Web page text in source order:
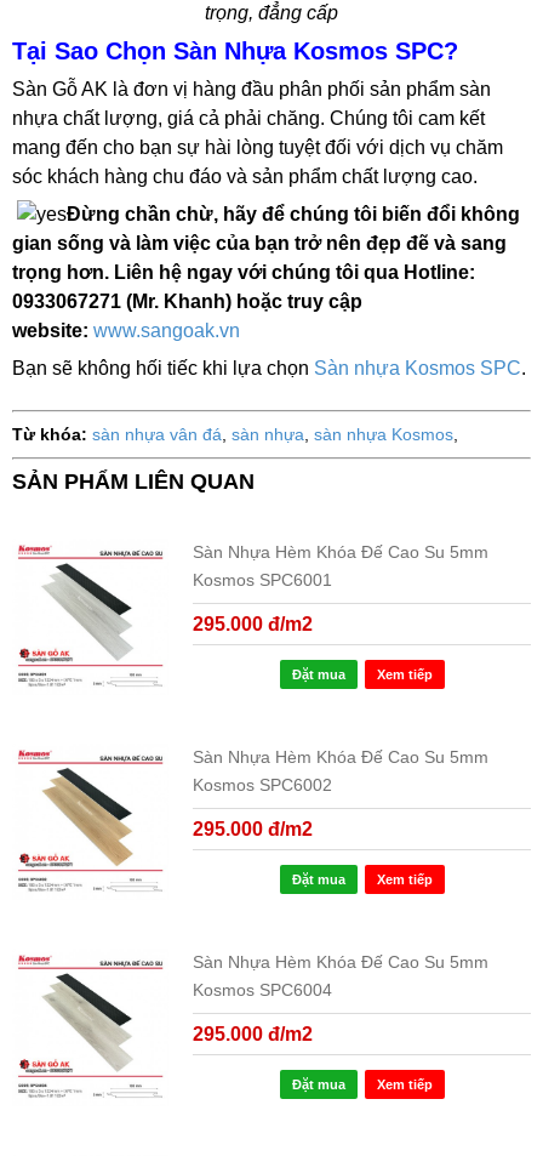
trọng, đẳng cấp
Tại Sao Chọn Sàn Nhựa Kosmos SPC?
Sàn Gỗ AK là đơn vị hàng đầu phân phối sản phẩm sàn
nhựa chất lượng, giá cả phải chăng. Chúng tôi cam kết
mang đến cho bạn sự hài lòng tuyệt đối với dịch vụ chăm
sóc khách hàng chu đáo và sản phẩm chất lượng cao.
Đừng chần chừ, hãy để chúng tôi biến đổi không
gian sống và làm việc của bạn trở nên đẹp đẽ và sang
trọng hơn. Liên hệ ngay với chúng tôi qua Hotline:
0933067271 (Mr. Khanh) hoặc truy cập
website: www.sangoak.vn
Bạn sẽ không hối tiếc khi lựa chọn Sàn nhựa Kosmos SPC.
Từ khóa: sàn nhựa vân đá sàn nhựa sàn nhựa Kosmos
SẢN PHẨM LIÊN QUAN
Sàn Nhựa Hèm Khóa Đế Cao Su 5mm
Kosmos SPC6001
295.000 đ/m2
Đặt mua Xem tiếp
Sàn Nhựa Hèm Khóa Đế Cao Su 5mm
Kosmos SPC6002
295.000 đ/m2
Đặt mua Xem tiếp
Sàn Nhựa Hèm Khóa Đế Cao Su 5mm
Kosmos SPC6004
295.000 đ/m2
Đặt mua Xem tiếp